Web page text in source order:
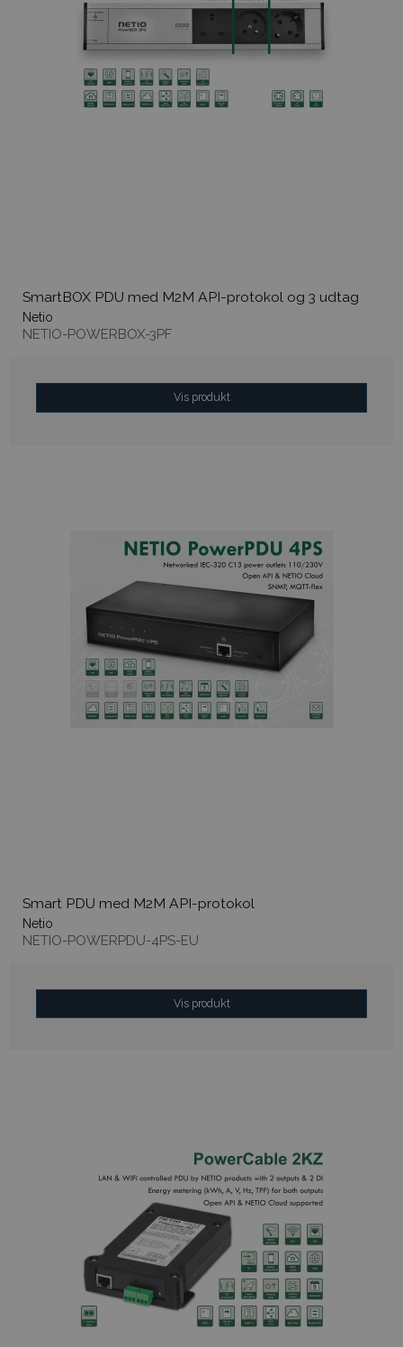
SmartBOX PDU med M2M API-protokol og 3 udtag
Netio
NETIO-POWERBOX-3PF
Vis produkt
Smart PDU med M2M API-protokol
Netio
NETIO-POWERPDU-4PS-EU
Vis produkt